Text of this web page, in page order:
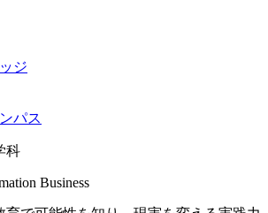
ジ
パス
科
Business